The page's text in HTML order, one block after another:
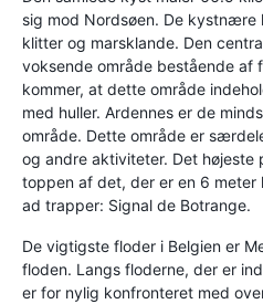
sig mod Nordsøen. De kystnære
klitter og marsklande. Den
voksende område bestående af
kommer, at dette område
med huller. Ardennes er de
område. Dette område er
og andre aktiviteter. Det højeste
toppen af det, der er en 6 meter
ad trapper: Signal de Botrange.
De vigtigste floder i Belgien er
floden. Langs floderne, der er
er for nylig konfronteret med